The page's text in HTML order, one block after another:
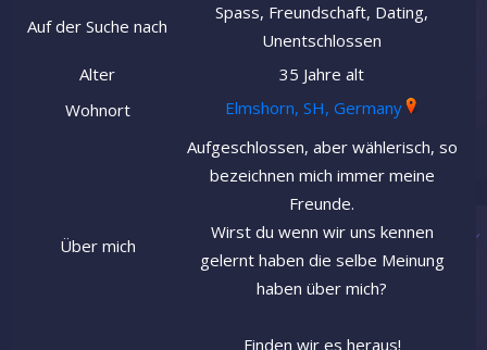
Auf der Suche nach
Spass, Freundschaft, Dating,
Unentschlossen
Alter
35 Jahre alt
Wohnort
Elmshorn, SH, Germany
Über mich
Aufgeschlossen, aber wählerisch, so
bezeichnen mich immer meine
Freunde.
Wirst du wenn wir uns kennen
gelernt haben die selbe Meinung
haben über mich?
Finden wir es heraus!